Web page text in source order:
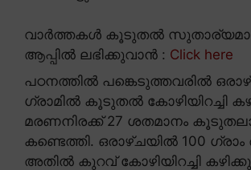
വാർത്തകൾ കൂടുതൽ
ആപ്പിൽ ലഭിക്കുവാൻ : Click here
പഠനത്തിൽ പങ്കെടുത്തവരിൽ
ഗ്രാമിൽ കൂടുതൽ കോഴിയിറച്ചി
മരണനിരക്ക് 27 ശതമാനം
കണ്ടെത്തി. ഒരാഴ്ചയിൽ 100
അതിൽ കുറവ് കോഴിയിറച്ചി